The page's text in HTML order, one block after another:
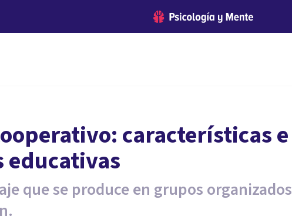
características e
que se produce en grupos organizados